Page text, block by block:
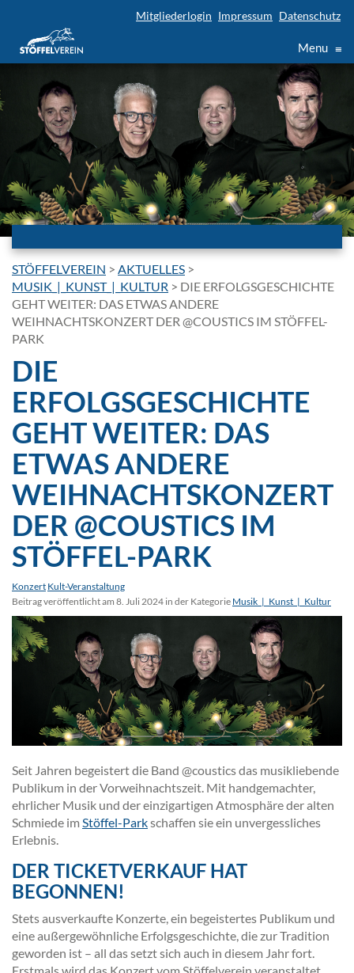
Mitgliederlogin Impressum Datenschutz
Menu ≡
STÖFFELVEREIN > AKTUELLES >
MUSIK_|_KUNST_|_KULTUR > DIE ERFOLGSGESCHICHTE
GEHT WEITER: DAS ETWAS ANDERE
WEIHNACHTSKONZERT DER @COUSTICS IM STÖFFEL-
PARK
DIE
ERFOLGSGESCHICHTE
GEHT WEITER: DAS
ETWAS ANDERE
WEIHNACHTSKONZERT
DER @COUSTICS IM
STÖFFEL-PARK
Konzert Kult-Veranstaltung
Beitrag veröffentlicht am 8. Juli 2024 in der Kategorie Musik_|_Kunst_|_Kultur
Seit Jahren begeistert die Band @coustics das musikliebende
Publikum in der Vorweihnachtszeit. Mit handgemachter,
ehrlicher Musik und der einzigartigen Atmosphäre der alten
Schmiede im Stöffel-Parkschaffen sie ein unvergessliches
Erlebnis.
DER TICKETVERKAUF HAT
BEGONNEN!
Stets ausverkaufte Konzerte, ein begeistertes Publikum und
eine außergewöhnliche Erfolgsgeschichte, die zur Tradition
geworden ist – all das setzt sich auch in diesem Jahr fort.